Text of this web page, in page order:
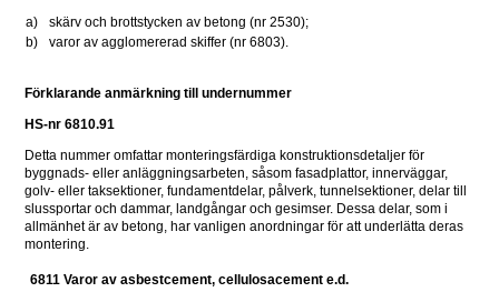
a)
skärv och brottstycken av betong (nr 2530);
b)
varor av agglomererad skiffer (nr 6803).
Förklarande anmärkning till undernummer
HS-nr 6810.91
Detta nummer omfattar monteringsfärdiga konstruktionsdetaljer för
byggnads- eller anläggningsarbeten, såsom fasadplattor, innerväggar,
golv- eller taksektioner, fundamentdelar, pålverk, tunnelsektioner, delar till
slussportar och dammar, landgångar och gesimser. Dessa delar, som i
allmänhet är av betong, har vanligen anordningar för att underlätta deras
montering.
6811 Varor av asbestcement, cellulosacement e.d.